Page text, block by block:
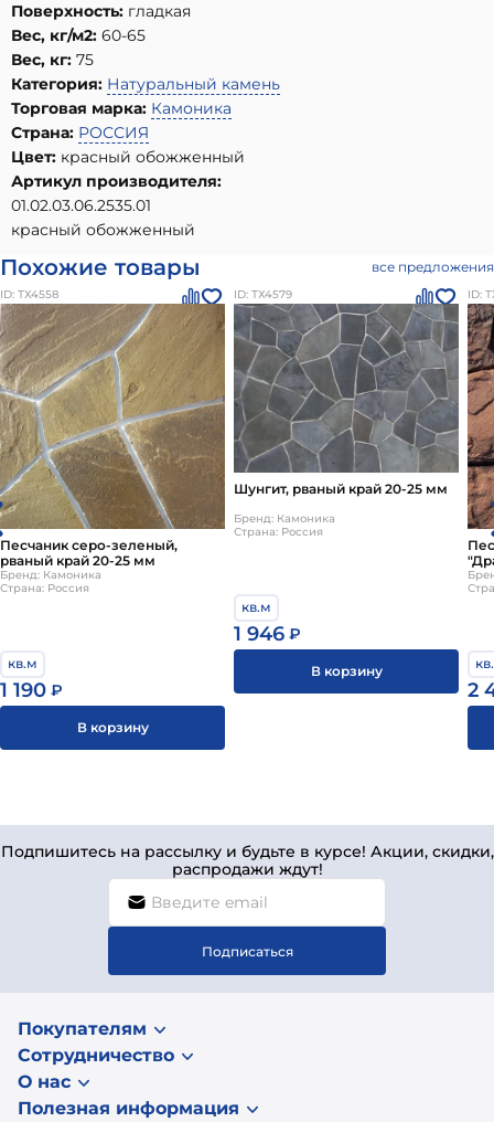
Поверхность: гладкая
Вес, кг/м2: 60-65
Вес, кг: 75
Категория: Натуральный камень
Торговая марка: Камоника
Страна: РОССИЯ
Цвет: красный обожженный
Артикул производителя:
01.02.03.06.2535.01
красный обожженный
Похожие товары все предложения
ID: ТХ4558
Песчаник серо-зеленый,
рваный край 20-25 мм
Бренд: Камоника
Страна: Россия
кв.м
1 190 ₽
В корзину
ID: ТХ4579
Шунгит, рваный край 20-25 мм
Бренд: Камоника
Страна: Россия
кв.м
1 946 ₽
В корзину
ID:
2
Подпишитесь на рассылку и будьте в курсе! Акции, скидки,
распродажи ждут!
Подписаться
Покупателям
Сотрудничество
О нас
Полезная информация